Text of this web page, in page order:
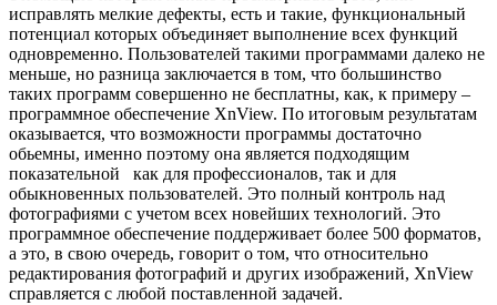
исправлять мелкие дефекты, есть и такие, функциональный
потенциал которых объединяет выполнение всех функций
одновременно. Пользователей такими программами далеко не
меньше, но разница заключается в том, что большинство
таких программ совершенно не бесплатны, как, к примеру –
программное обеспечение XnView. По итоговым результатам
оказывается, что возможности программы достаточно
обьемны, именно поэтому она является подходящим
показательной как для профессионалов, так и для
обыкновенных пользователей. Это полный контроль над
фотографиями с учетом всех новейших технологий. Это
программное обеспечение поддерживает более 500 форматов,
а это, в свою очередь, говорит о том, что относительно
редактирования фотографий и других изображений, XnView
справляется с любой поставленной задачей.